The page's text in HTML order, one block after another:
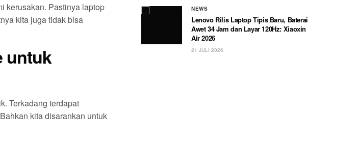
kerusakan. Pastinya laptop
kita juga tidak bisa
untuk
Terkadang terdapat
kita disarankan untuk
NEWS
Lenovo Rilis Laptop Tipis Baru, Baterai
Awet 34 Jam dan Layar 120Hz: Xiaoxin
Air 2026
21 JULI 2026